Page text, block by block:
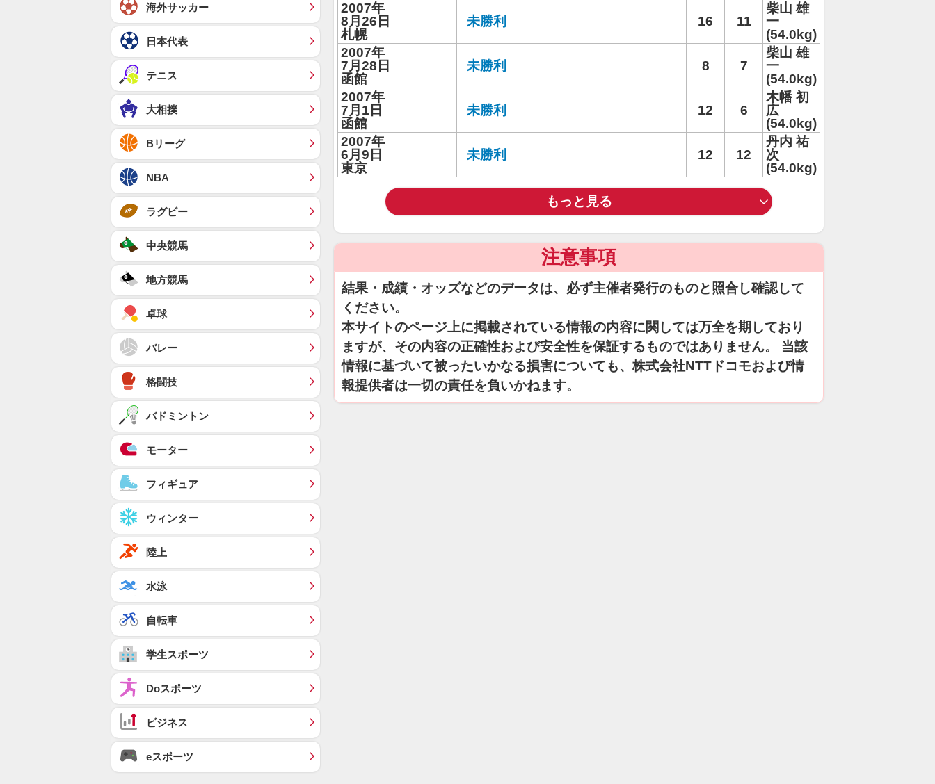
2007年
8月26日
札幌
未勝利 16 11
柴山 雄
一
(54.0kg)
2007年
7月28日
函館
未勝利 8 7
柴山 雄
一
(54.0kg)
2007年
7月1日
函館
未勝利 12 6
木幡 初
広
(54.0kg)
2007年
6月9日
東京
未勝利 12 12
丹内 祐
次
(54.0kg)
もっと見る
注意事項
結果・成績・オッズなどのデータは、必ず主催者発行のものと照合し確認して
ください。
本サイトのページ上に掲載されている情報の内容に関しては万全を期しており
ますが、その内容の正確性および安全性を保証するものではありません。 当該
情報に基づいて被ったいかなる損害についても、株式会社NTTドコモおよび情
報提供者は一切の責任を負いかねます。
海外サッカー
日本代表
テニス
大相撲
Bリーグ
NBA
ラグビー
中央競馬
地方競馬
卓球
バレー
格闘技
バドミントン
モーター
フィギュア
ウィンター
陸上
水泳
自転車
学生スポーツ
Doスポーツ
ビジネス
eスポーツ